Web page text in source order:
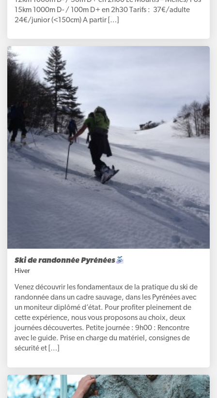
15km 1000m D- / 100m D+ en 2h30 Tarifs : 37€/adulte
24€/junior (<150cm) A partir […]
Ski de randonnée Pyrénées
Hiver
Venez découvrir les fondamentaux de la pratique du ski de
randonnée dans un cadre sauvage, dans les Pyrénées avec
un moniteur diplômé d’état. Pour profiter pleinement de
cette expérience, nous vous proposons au choix, deux
journées découvertes. Petite journée : 9h00 : Rencontre
avec le guide. Prise en charge du matériel, consignes de
sécurité et […]